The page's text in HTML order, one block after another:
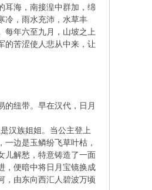
耳海，南接湟中群加，绵
冷，雨水充沛，水草丰
每年六至九月，山坡之上
的苦涩使人悲从中来，让
的纽带。早在汉代，日月
汉族姐姐。当公主登上
边是玉鳞纷飞草叶枯，
儿解愁，特意铸造了一面
，便暗中将日月宝镜换成
，由东向西汇人碧波万顷